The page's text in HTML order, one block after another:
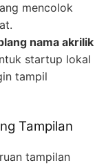
mencolok
nama akrilik
startup lokal
tampil
Tampilan
tampilan